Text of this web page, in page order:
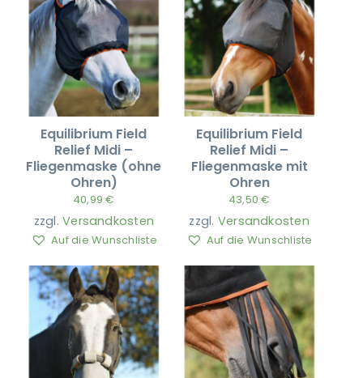
Equilibrium Field
Relief Midi –
Fliegenmaske (ohne
Ohren)
40,99€
zzgl.Versandkosten
Auf die Wunschliste
Equilibrium Field
Relief Midi –
Fliegenmaske mit
Ohren
43,50€
zzgl. Versandkosten
Auf die Wunschliste